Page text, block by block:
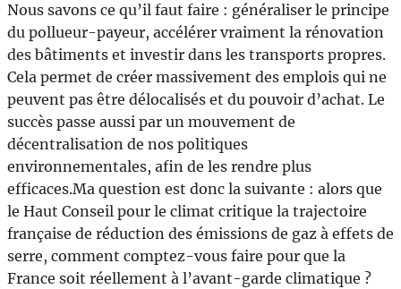
Nous savons ce qu’il faut faire : généraliser le principe
du pollueur-payeur, accélérer vraiment la rénovation
des bâtiments et investir dans les transports propres.
Cela permet de créer massivement des emplois qui ne
peuvent pas être délocalisés et du pouvoir d’achat. Le
succès passe aussi par un mouvement de
décentralisation de nos politiques
environnementales, afin de les rendre plus
efficaces.Ma question est donc la suivante : alors que
le Haut Conseil pour le climat critique la trajectoire
française de réduction des émissions de gaz à effets de
serre, comment comptez-vous faire pour que la
France soit réellement à l’avant-garde climatique ?